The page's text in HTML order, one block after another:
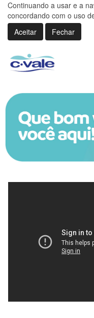
Continuando a usar e a
concordando com o uso
Aceitar
Fechar